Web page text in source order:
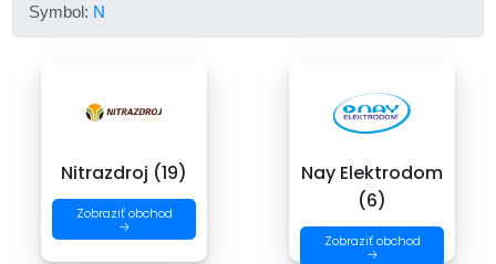
Symbol: N
Nitrazdroj (19)
Zobraziť obchod
→
Nay Elektrodom
(6)
Zobraziť obchod
→